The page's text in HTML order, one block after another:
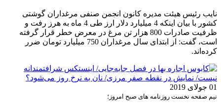
نایب رئیس هیئت مدیره کانون انجمن صنفی مرغداران گوشتی
کشور با بیان اینکه 4 میلیارد دلار ارز طی 4 ماه به هرز رفت و
ظرفیت صادرات 800 هزار تن مرغ در معرض خطر قرار گرفته
است، گفت: از ابتدای سال مرغداران 750 میلیارد تومان ضرر
کرده‌اند.
01 جولای 2019
نیم صفحه نخست روزنامه های صبح امروز؛